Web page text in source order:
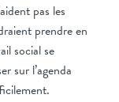
pas les
prendre en
social se
sur l’agenda